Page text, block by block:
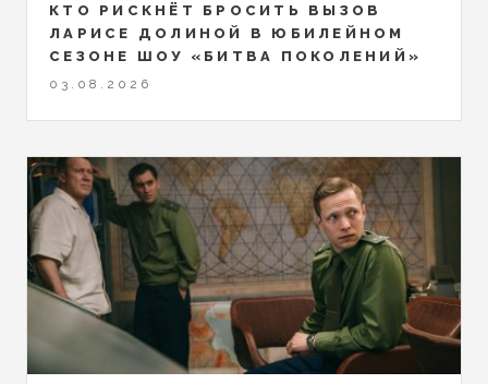
КТО РИСКНЁТ БРОСИТЬ ВЫЗОВ
ЛАРИСЕ ДОЛИНОЙ В ЮБИЛЕЙНОМ
СЕЗОНЕ ШОУ «БИТВА ПОКОЛЕНИЙ»
03.08.2026